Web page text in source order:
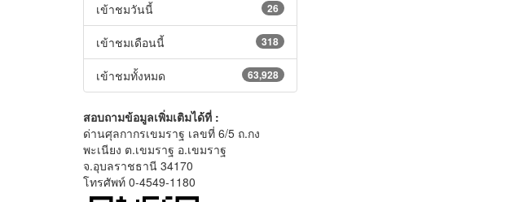
26
เข้าชมวันนี้
318
เข้าชมเดือนนี้
63,928
เข้าชมทั้งหมด
สอบถามข้อมูลเพิ่มเติมได้ที่ :
ด่านศุลกากรเขมราฐ เลขที่ 6/5 ถ.กง
พะเนียง ต.เขมราฐ อ.เขมราฐ
จ.อุบลราชธานี 34170
โทรศัพท์ 0-4549-1180